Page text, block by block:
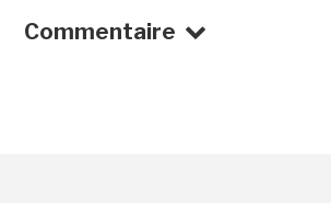
Commentaire